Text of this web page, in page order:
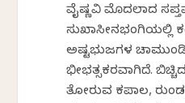
ವೈಷ್ಣವಿ ಮೊದಲಾದ
ಸುಖಾಸೀನಭಂಗಿಯಲ್ಲಿ
ಅಷ್ಟಭುಜಗಳ
ಭೀಭತ್ಸಕರವಾಗಿದೆ.
ತೋರುವ ಕಪಾಲ,